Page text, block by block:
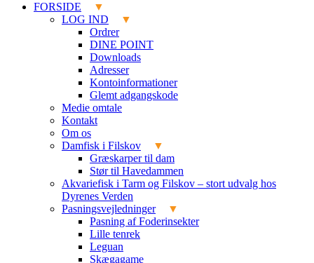
FORSIDE
LOG IND
Ordrer
DINE POINT
Downloads
Adresser
Kontoinformationer
Glemt adgangskode
Medie omtale
Kontakt
Om os
Damfisk i Filskov
Græskarper til dam
Stør til Havedammen
Akvariefisk i Tarm og Filskov – stort udvalg hos
Dyrenes Verden
Pasningsvejledninger
Pasning af Foderinsekter
Lille tenrek
Leguan
Skægagame